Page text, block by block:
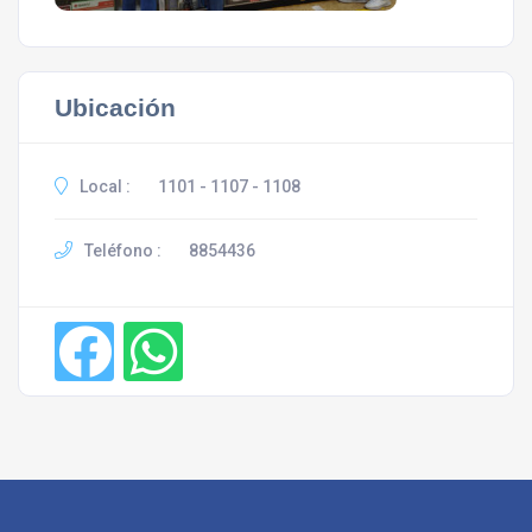
Ubicación
Local : 1101 - 1107 - 1108
Teléfono : 8854436